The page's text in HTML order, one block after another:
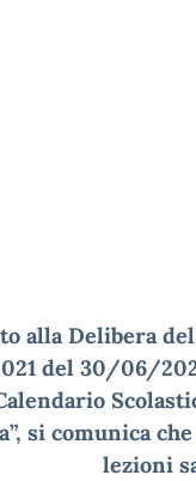
alla Delibera
del 30/06/
si comunica
lezioni